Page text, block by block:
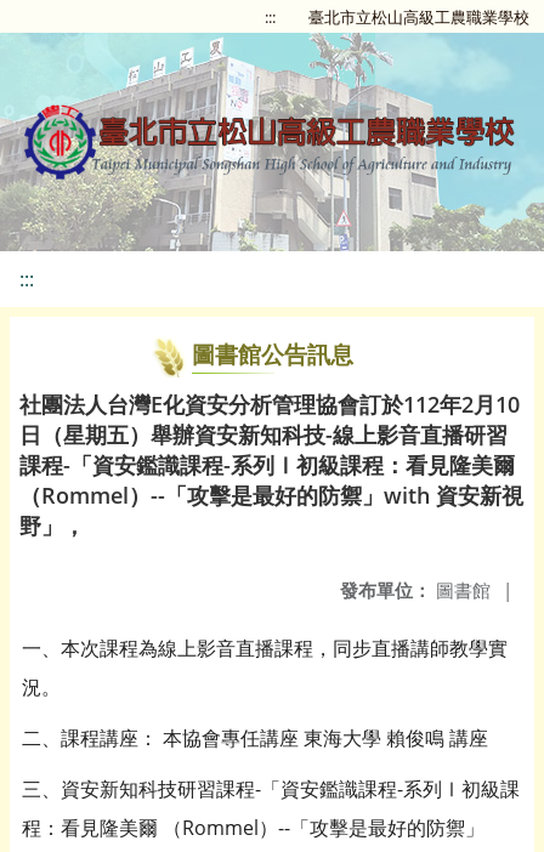
::: 臺北市立松山高級工農職業學校
:::
圖書館公告訊息
社團法人台灣E化資安分析管理協會訂於112年2月10
日（星期五）舉辦資安新知科技-線上影音直播研習
課程-「資安鑑識課程-系列Ⅰ初級課程：看見隆美爾
（Rommel）--「攻擊是最好的防禦」with 資安新視
野」，
發布單位： 圖書館 |
一、本次課程為線上影音直播課程，同步直播講師教學實
況。
二、課程講座： 本協會專任講座 東海大學 賴俊鳴 講座
三、資安新知科技研習課程-「資安鑑識課程-系列Ⅰ初級課
程：看見隆美爾 （Rommel）--「攻擊是最好的防禦」